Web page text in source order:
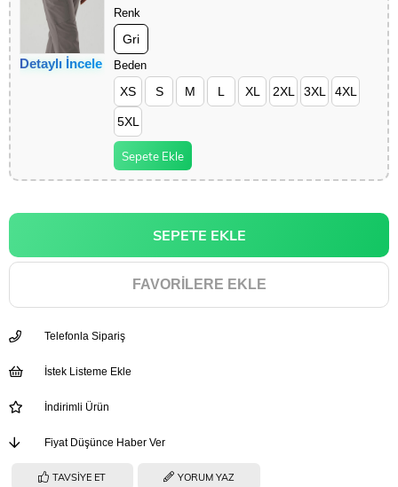
Detaylı İncele
Renk
Gri
Beden
XS S M L XL 2XL 3XL 4XL
5XL
Sepete Ekle
FAVORILERE EKLE
Telefonla Sipariş
İstek Listeme Ekle
İndirimli Ürün
Fiyat Düşünce Haber Ver
TAVSIYE ET YORUM YAZ